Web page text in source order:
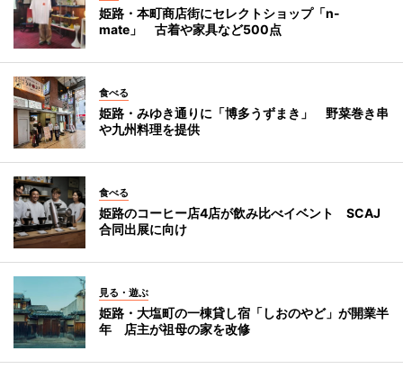
姫路・本町商店街にセレクトショップ「n-
mate」 古着や家具など500点
食べる
姫路・みゆき通りに「博多うずまき」 野菜巻き串
や九州料理を提供
食べる
姫路のコーヒー店4店が飲み比べイベント SCAJ
合同出展に向け
見る・遊ぶ
姫路・大塩町の一棟貸し宿「しおのやど」が開業半
年 店主が祖母の家を改修